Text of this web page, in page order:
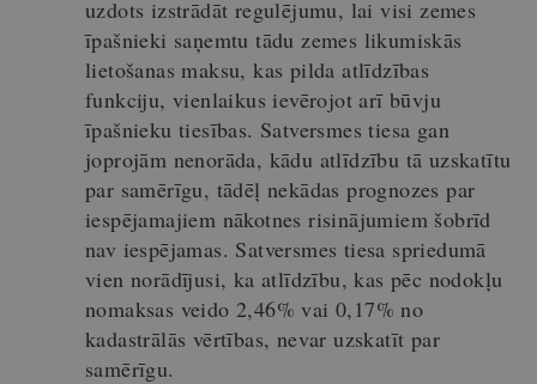
uzdots izstrādāt regulējumu, lai visi zemes
īpašnieki saņemtu tādu zemes likumiskās
lietošanas maksu, kas pilda atlīdzības
funkciju, vienlaikus ievērojot arī būvju
īpašnieku tiesības. Satversmes tiesa gan
joprojām nenorāda, kādu atlīdzību tā uzskatītu
par samērīgu, tādēļ nekādas prognozes par
iespējamajiem nākotnes risinājumiem šobrīd
nav iespējamas. Satversmes tiesa spriedumā
vien norādījusi, ka atlīdzību, kas pēc nodokļu
nomaksas veido 2,46% vai 0,17% no
kadastrālās vērtības, nevar uzskatīt par
samērīgu.